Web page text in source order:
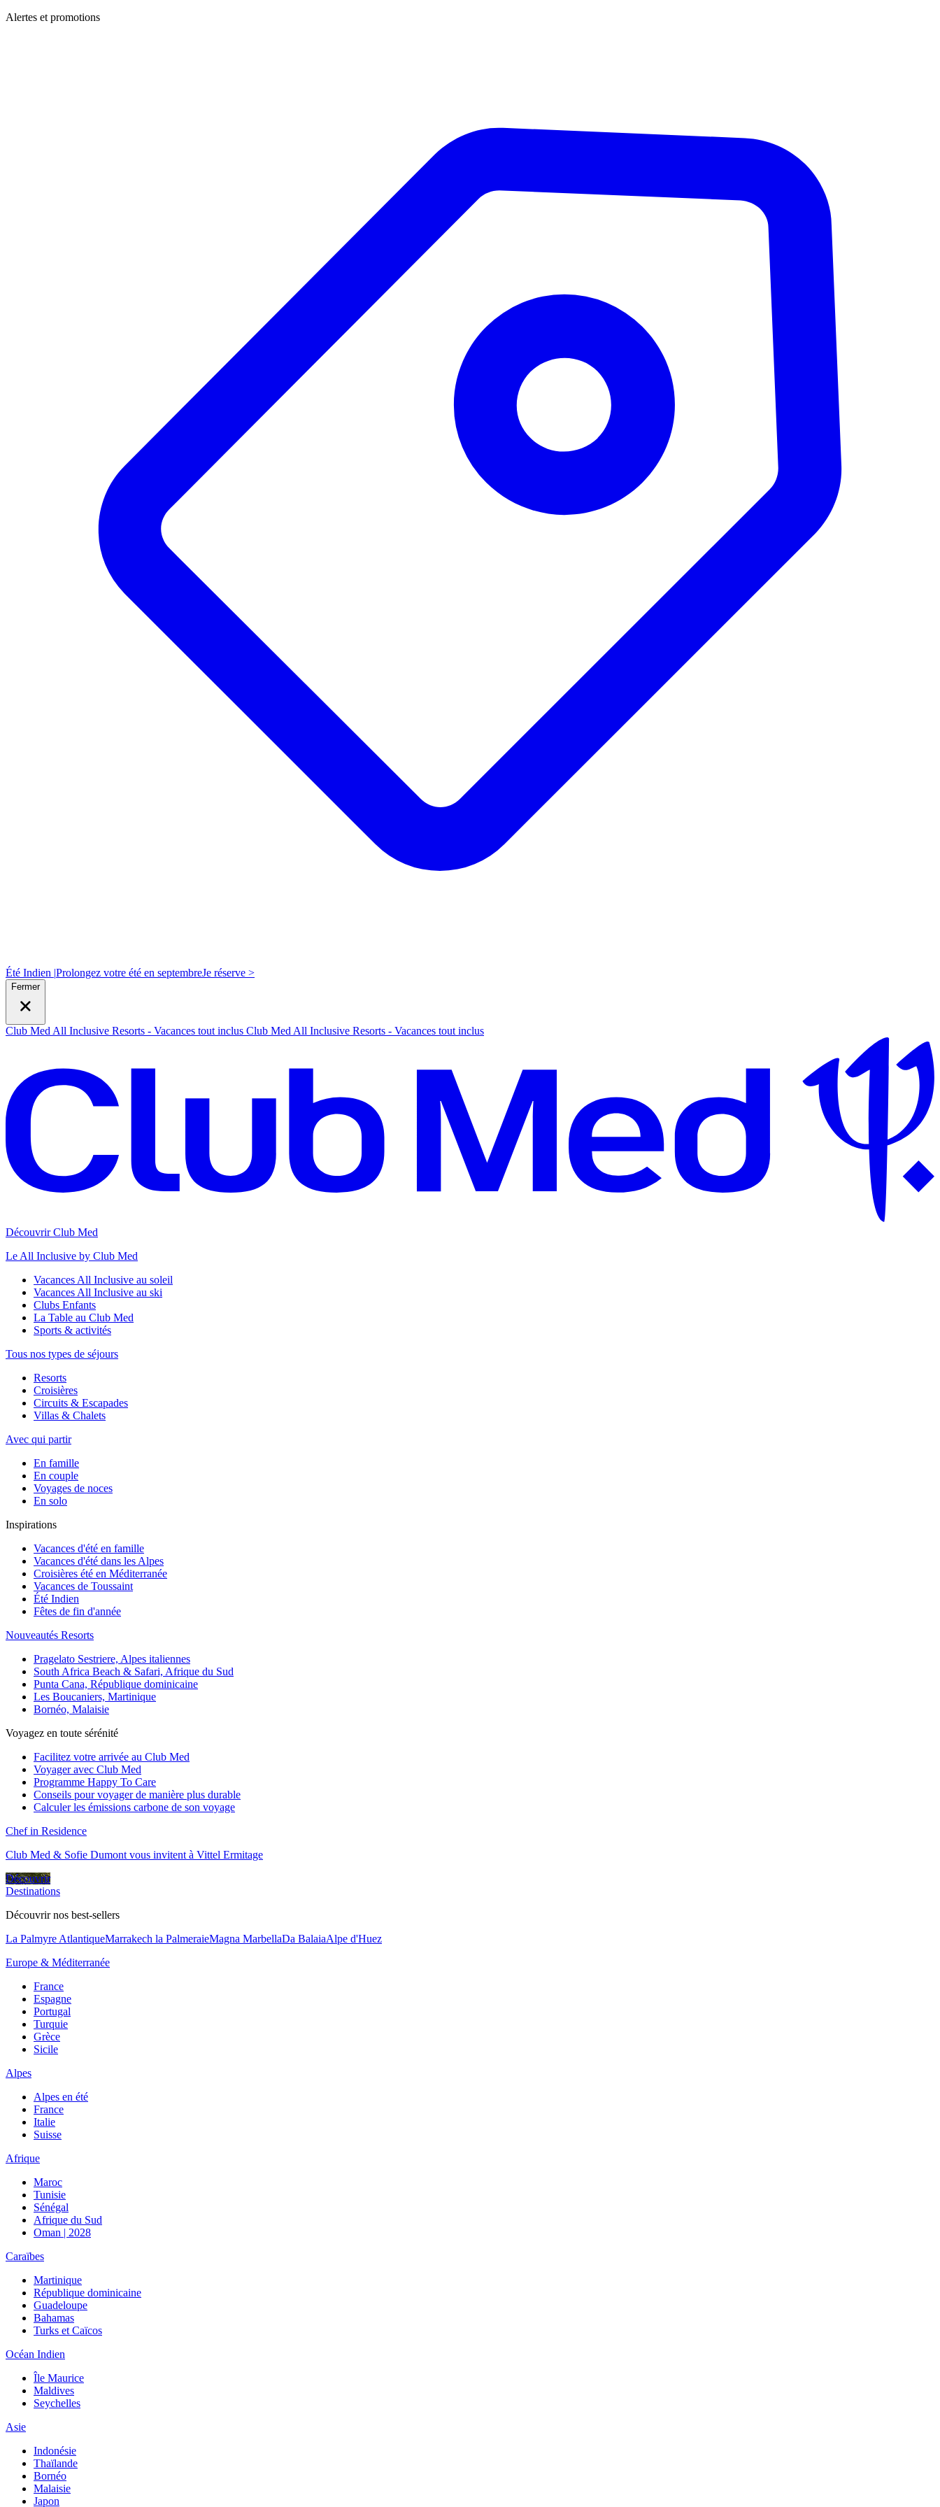
Alertes et promotions
Été Indien |Prolongez votre été en septembreJe réserve >
Fermer
Club Med All Inclusive Resorts - Vacances tout inclus Club Med All Inclusive Resorts - Vacances tout inclus
Découvrir Club Med
Le All Inclusive by Club Med
Vacances All Inclusive au soleil
Vacances All Inclusive au ski
Clubs Enfants
La Table au Club Med
Sports & activités
Tous nos types de séjours
Resorts
Croisières
Circuits & Escapades
Villas & Chalets
Avec qui partir
En famille
En couple
Voyages de noces
En solo
Inspirations
Vacances d'été en famille
Vacances d'été dans les Alpes
Croisières été en Méditerranée
Vacances de Toussaint
Été Indien
Fêtes de fin d'année
Nouveautés Resorts
Pragelato Sestriere, Alpes italiennes
South Africa Beach & Safari, Afrique du Sud
Punta Cana, République dominicaine
Les Boucaniers, Martinique
Bornéo, Malaisie
Voyagez en toute sérénité
Facilitez votre arrivée au Club Med
Voyager avec Club Med
Programme Happy To Care
Conseils pour voyager de manière plus durable
Calculer les émissions carbone de son voyage
Chef in Residence
Club Med & Sofie Dumont vous invitent à Vittel Ermitage
Découvrir
Destinations
Découvrir nos best-sellers
La Palmyre AtlantiqueMarrakech la PalmeraieMagna MarbellaDa BalaiaAlpe d'Huez
Europe & Méditerranée
France
Espagne
Portugal
Turquie
Grèce
Sicile
Alpes
Alpes en été
France
Italie
Suisse
Afrique
Maroc
Tunisie
Sénégal
Afrique du Sud
Oman | 2028
Caraïbes
Martinique
République dominicaine
Guadeloupe
Bahamas
Turks et Caïcos
Océan Indien
Île Maurice
Maldives
Seychelles
Asie
Indonésie
Thaïlande
Bornéo
Malaisie
Japon